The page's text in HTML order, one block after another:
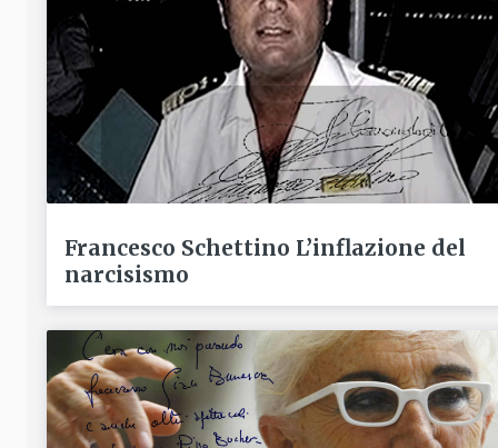
Francesco Schettino L’inflazione del
narcisismo